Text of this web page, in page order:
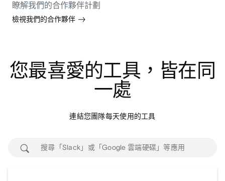
瞭解我們的合作夥伴計劃
檢視我們的合作夥伴
您最喜愛的工具，皆在同
一處
連結您團隊每天使用的工具